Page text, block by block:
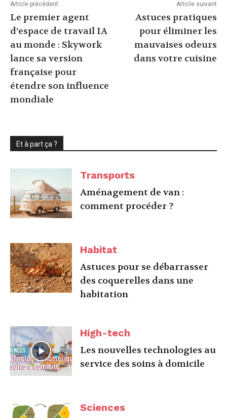
Article précédent
Le premier agent
d’espace de travail IA
au monde : Skywork
lance sa version
française pour
étendre son influence
mondiale
Article suivant
Astuces pratiques
pour éliminer les
mauvaises odeurs
dans votre cuisine
Et à part ça ?
Transports
Aménagement de van :
comment procéder ?
Habitat
Astuces pour se débarrasser
des coquerelles dans une
habitation
High-tech
Les nouvelles technologies au
service des soins à domicile
Sciences